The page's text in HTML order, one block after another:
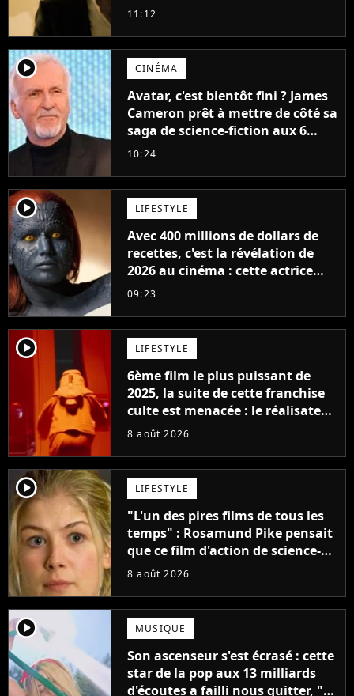
11:12
player2 CINÉMA
Avatar, c'est bientôt fini ? James
Cameron prêt à mettre de côté sa
saga de science-fiction aux 6
milliards de recettes
10:24
player2 LIFESTYLE
Avec 400 millions de dollars de
recettes, c'est la révélation de
2026 au cinéma : cette actrice
adorée prête à remplacer
09:23
player2 LIFESTYLE
6ème film le plus puissant de
2025, la suite de cette franchise
culte est menacée : le réalisateur
claque la porte pour "différends
8 août 2026
player2 LIFESTYLE
"L'un des pires films de tous les
temps" : Rosamund Pike pensait
que ce film d'action de science-
fiction avec Dwayne Johnson
8 août 2026
player2 MUSIQUE
Son ascenseur s'est écrasé : cette
star de la pop aux 13 milliards
d'écoutes a failli nous quitter, "Je